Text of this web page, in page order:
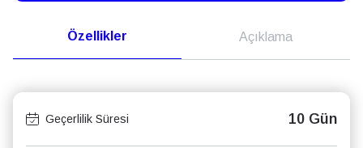
Özellikler Açıklama
Geçerlilik Süresi 10 Gün